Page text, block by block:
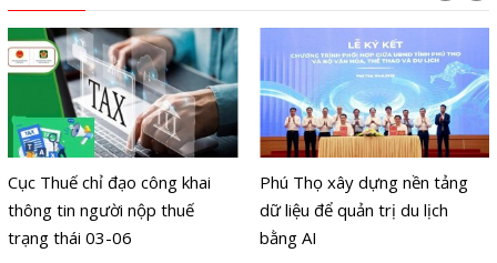
Cục Thuế chỉ đạo công khai
thông tin người nộp thuế
trạng thái 03-06
Phú Thọ xây dựng nền tảng
dữ liệu để quản trị du lịch
bằng AI